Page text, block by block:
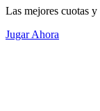
Las mejores cuotas
Jugar Ahora